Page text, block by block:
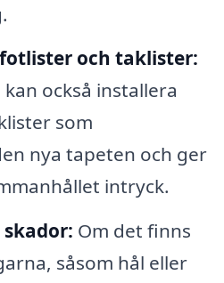
och taklister:
också installera
som
nya tapeten och ger
intryck.
Om det finns
såsom hål eller